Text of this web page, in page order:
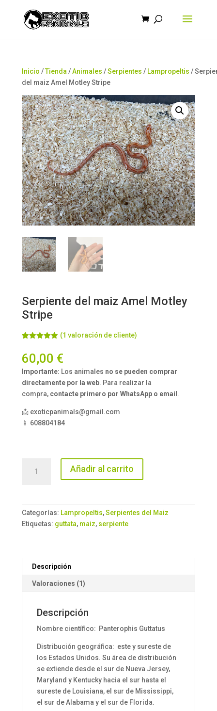
Inicio /Tienda /Animales /Serpientes / Lampropeltis /
del maiz Amel Motley Stripe
Serpiente del maiz Amel Motley
Stripe
con
5.00
de
5 en base
valoración
de un
cliente
(1 valoración de cliente)
60,00 €
Importante: Los animales no se pueden comprar
directamente por la web. Para realizar la
compra, contacte primero por WhatsApp o email .
📩 exoticpanimals@gmail.com
📱 608804184
Stripe
cantidad
Añadir al carrito
Categorías: Lampropeltis,Serpientes del Maiz
Etiquetas: guttata, maiz, serpiente
Descripción
Valoraciones (1)
Descripción
Nombre científico: Panterophis Guttatus
Distribución geográfica: este y sureste de
los Estados Unidos. Su área de distribución
se extiende desde el sur de Nueva Jersey,
Maryland y Kentucky hacia el sur hasta el
sureste de Louisiana, el sur de Mississippi,
el sur de Alabama y el sur de Florida.